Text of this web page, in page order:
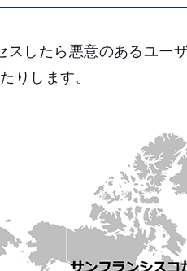
したら悪意のあるユー
りします。